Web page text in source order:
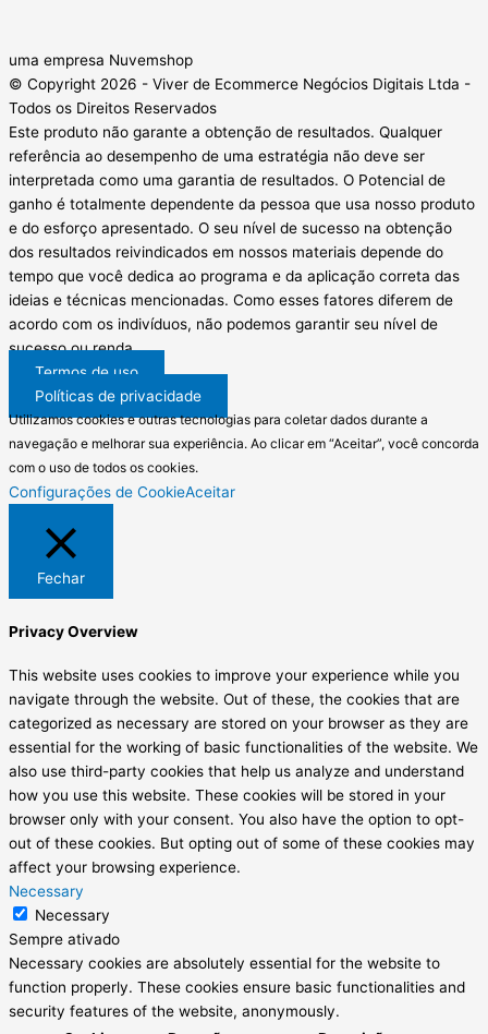
uma empresa Nuvemshop
© Copyright 2026 - Viver de Ecommerce Negócios Digitais Ltda -
Todos os Direitos Reservados
Este produto não garante a obtenção de resultados. Qualquer
referência ao desempenho de uma estratégia não deve ser
interpretada como uma garantia de resultados. O Potencial de
ganho é totalmente dependente da pessoa que usa nosso produto
e do esforço apresentado. O seu nível de sucesso na obtenção
dos resultados reivindicados em nossos materiais depende do
tempo que você dedica ao programa e da aplicação correta das
ideias e técnicas mencionadas. Como esses fatores diferem de
acordo com os indivíduos, não podemos garantir seu nível de
sucesso ou renda.
Termos de uso
Políticas de privacidade
Utilizamos cookies e outras tecnologias para coletar dados durante a
navegação e melhorar sua experiência. Ao clicar em “Aceitar”, você concorda
com o uso de todos os cookies.
Configurações de CookieAceitar
Fechar
Privacy Overview
This website uses cookies to improve your experience while you
navigate through the website. Out of these, the cookies that are
categorized as necessary are stored on your browser as they are
essential for the working of basic functionalities of the website. We
also use third-party cookies that help us analyze and understand
how you use this website. These cookies will be stored in your
browser only with your consent. You also have the option to opt-
out of these cookies. But opting out of some of these cookies may
affect your browsing experience.
Necessary
Necessary
Sempre ativado
Necessary cookies are absolutely essential for the website to
function properly. These cookies ensure basic functionalities and
security features of the website, anonymously.